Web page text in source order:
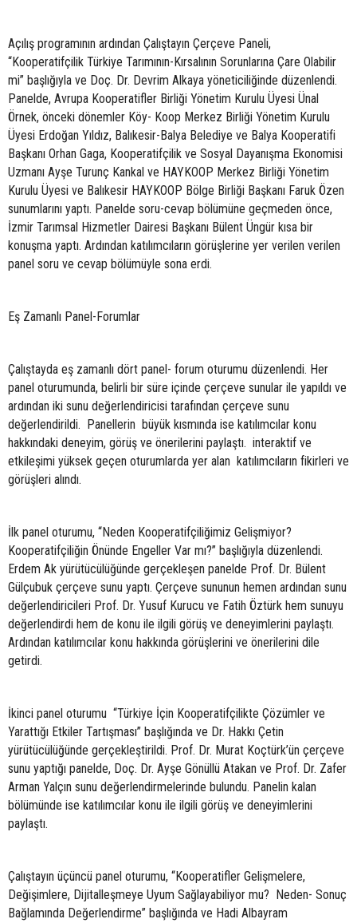
Açılış programının ardından Çalıştayın Çerçeve Paneli,
“Kooperatifçilik Türkiye Tarımının-Kırsalının Sorunlarına Çare Olabilir
mi” başlığıyla ve Doç. Dr. Devrim Alkaya yöneticiliğinde düzenlendi.
Panelde, Avrupa Kooperatifler Birliği Yönetim Kurulu Üyesi Ünal
Örnek, önceki dönemler Köy- Koop Merkez Birliği Yönetim Kurulu
Üyesi Erdoğan Yıldız, Balıkesir-Balya Belediye ve Balya Kooperatifi
Başkanı Orhan Gaga, Kooperatifçilik ve Sosyal Dayanışma Ekonomisi
Uzmanı Ayşe Turunç Kankal ve HAYKOOP Merkez Birliği Yönetim
Kurulu Üyesi ve Balıkesir HAYKOOP Bölge Birliği Başkanı Faruk Özen
sunumlarını yaptı. Panelde soru-cevap bölümüne geçmeden önce,
İzmir Tarımsal Hizmetler Dairesi Başkanı Bülent Üngür kısa bir
konuşma yaptı. Ardından katılımcıların görüşlerine yer verilen verilen
panel soru ve cevap bölümüyle sona erdi.
Eş Zamanlı Panel-Forumlar
Çalıştayda eş zamanlı dört panel- forum oturumu düzenlendi. Her
panel oturumunda, belirli bir süre içinde çerçeve sunular ile yapıldı ve
ardından iki sunu değerlendiricisi tarafından çerçeve sunu
değerlendirildi. Panellerin büyük kısmında ise katılımcılar konu
hakkındaki deneyim, görüş ve önerilerini paylaştı. interaktif ve
etkileşimi yüksek geçen oturumlarda yer alan katılımcıların fikirleri ve
görüşleri alındı.
İlk panel oturumu, “Neden Kooperatifçiliğimiz Gelişmiyor?
Kooperatifçiliğin Önünde Engeller Var mı?” başlığıyla düzenlendi.
Erdem Ak yürütücülüğünde gerçekleşen panelde Prof. Dr. Bülent
Gülçubuk çerçeve sunu yaptı. Çerçeve sununun hemen ardından sunu
değerlendiricileri Prof. Dr. Yusuf Kurucu ve Fatih Öztürk hem sunuyu
değerlendirdi hem de konu ile ilgili görüş ve deneyimlerini paylaştı.
Ardından katılımcılar konu hakkında görüşlerini ve önerilerini dile
getirdi.
İkinci panel oturumu “Türkiye İçin Kooperatifçilikte Çözümler ve
Yarattığı Etkiler Tartışması” başlığında ve Dr. Hakkı Çetin
yürütücülüğünde gerçekleştirildi. Prof. Dr. Murat Koçtürk’ün çerçeve
sunu yaptığı panelde, Doç. Dr. Ayşe Gönüllü Atakan ve Prof. Dr. Zafer
Arman Yalçın sunu değerlendirmelerinde bulundu. Panelin kalan
bölümünde ise katılımcılar konu ile ilgili görüş ve deneyimlerini
paylaştı.
Çalıştayın üçüncü panel oturumu, “Kooperatifler Gelişmelere,
Değişimlere, Dijitalleşmeye Uyum Sağlayabiliyor mu? Neden- Sonuç
Bağlamında Değerlendirme” başlığında ve Hadi Albayram